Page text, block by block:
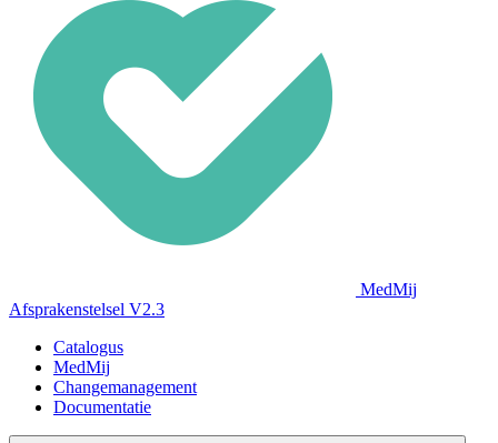
MedMij
Afsprakenstelsel V2.3
Catalogus
MedMij
Changemanagement
Documentatie